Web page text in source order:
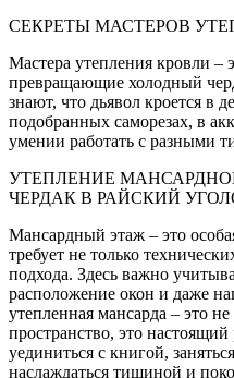
СЕКРЕТЫ МАСТЕРОВ
Мастера утепления кровли –
превращающие холодный
знают, что дьявол кроется в
подобранных саморезах, в
умении работать с разными
УТЕПЛЕНИЕ
ЧЕРДАК В РАЙСКИЙ
Мансардный этаж – это
требует не только
подхода. Здесь важно
расположение окон и даже
утепленная мансарда – это
пространство, это
уединиться с книгой,
наслаждаться тишиной и